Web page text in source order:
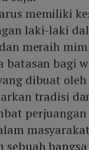
memiliki
laki-laki
meraih
batasan bagi
dibuat
tradisi
sebuah